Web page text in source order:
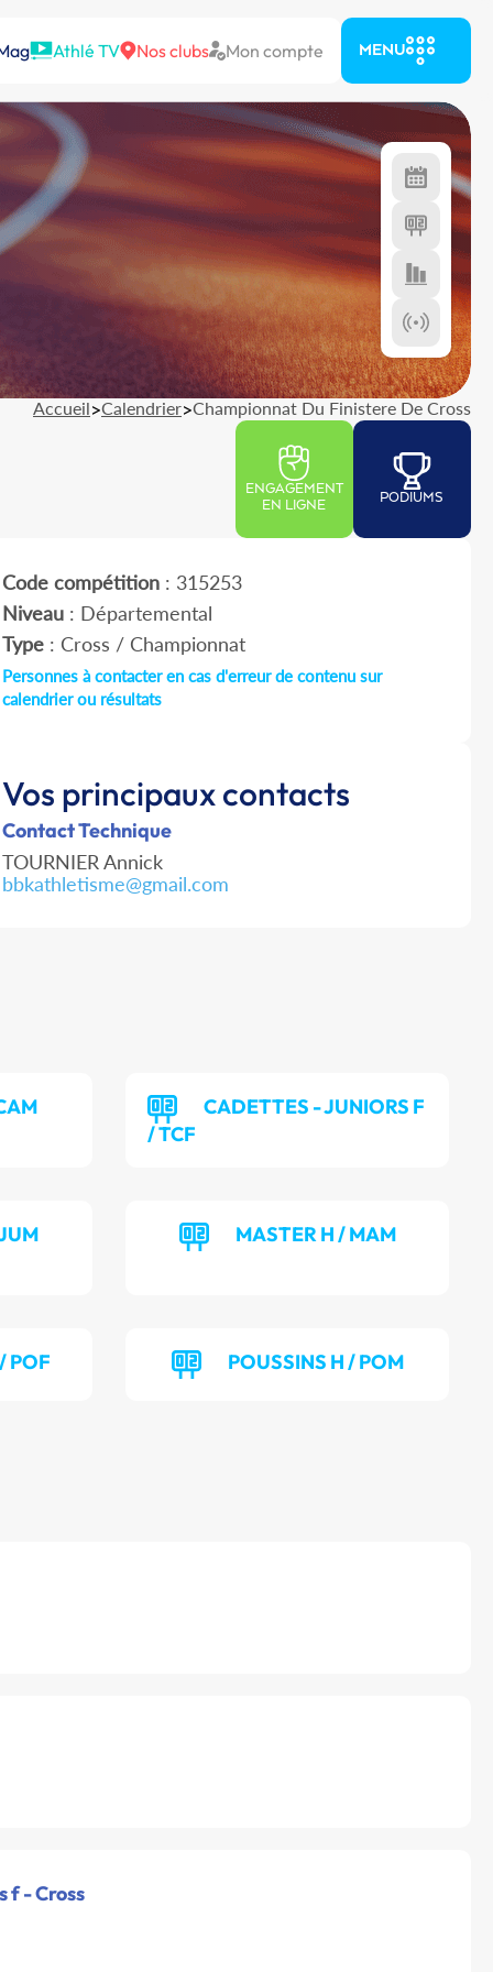
Athlé TV Nos clubs Mon compte MENU
Accueil>Calendrier>Championnat Du Finistere De Cross
ENGAGEMENT
EN LIGNE
PODIUMS
Code compétition: 315253
Niveau: Départemental
Type: Cross / Championnat
Personnes à contacter en cas d'erreur de contenu sur
calendrier ou résultats
Vos principaux contacts
Contact Technique
TOURNIER Annick
bbkathletisme@gmail.com
CADETTES - JUNIORS F
/ TCF
MASTER H / MAM
POF POUSSINS H / POM
f - Cross